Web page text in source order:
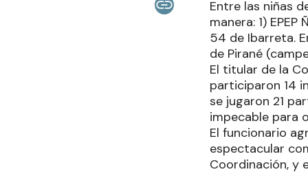
Entre las niñas
manera: 1)
54 de Ibarreta.
de Pirané
El titular de la
participaron 14
se jugaron 21
impecable para
El funcionario
espectacular
Coordinación, y